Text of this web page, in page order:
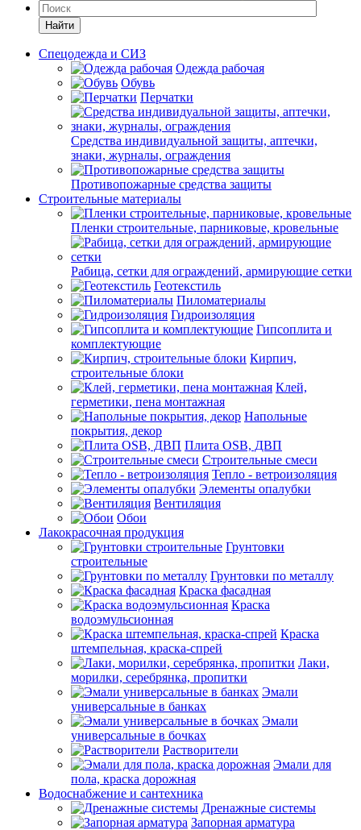
Найти
Спецодежда и СИЗ
Одежда рабочая
Обувь
Перчатки
Средства индивидуальной защиты, аптечки,
знаки, журналы, ограждения
Противопожарные средства защиты
Строительные материалы
Пленки строительные, парниковые, кровельные
Рабица, сетки для ограждений, армирующие сетки
Геотекстиль
Пиломатериалы
Гидроизоляция
Гипсоплита и
комплектующие
Кирпич,
строительные блоки
Клей,
герметики, пена монтажная
Напольные
покрытия, декор
Плита OSB, ДВП
Строительные смеси
Тепло - ветроизоляция
Элементы опалубки
Вентиляция
Обои
Лакокрасочная продукция
Грунтовки
строительные
Грунтовки по металлу
Краска фасадная
Краска
водоэмульсионная
Краска
штемпельная, краска-спрей
Лаки,
морилки, серебрянка, пропитки
Эмали
универсальные в банках
Эмали
универсальные в бочках
Растворители
Эмали для
пола, краска дорожная
Водоснабжение и сантехника
Дренажные системы
Запорная арматура